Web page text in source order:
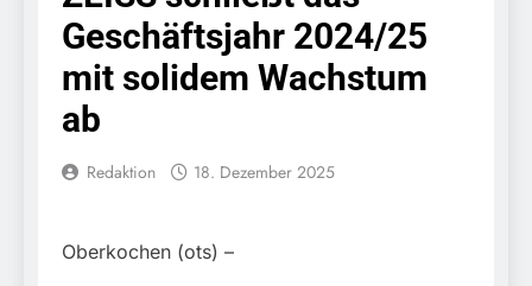
eingeleitet.
nimmt Georgier wegen
Urkundendelikts fest /
Täuschungsversuch ohne
Erfolg
POL-MFR: (727)
Schmuckdiebstahl aus
Versandpaket – Polizei
7. August 2026
Knopfdruck / Schnelle
7. August 2026
7. August 2026
Geschäftsjahr 2024/25
mit solidem Wachstum
ab
Redaktion 18. Dezember 2025
Oberkochen (ots) –